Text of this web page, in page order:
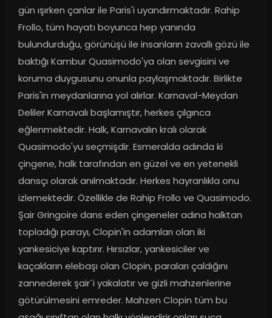
gün ışırken çanlar ile Paris'i uyandırmaktadır. Rahip
Frollo, tüm hayatı boyunca hep yanında
bulundurduğu, görünüşü ile insanların zavallı gözü ile
baktığı Kambur Quasimodo'ya olan sevgisini ve
koruma duygusunu onunla paylaşmaktadır. Birlikte
Paris'in meydanlarına yol alırlar. Karnaval-Meydan
Deliler Karnavalı başlamıştır, herkes çılgınca
eğlenmektedir. Halk, Karnavalın kralı olarak
Quasimodo'yu seçmişdir. Esmeralda adında ki
çingene, halk tarafından en güzel ve en yetenekli
dansçı olarak anılmaktadır. Herkes hayranlıkla onu
izlemektedir. Özellikle de Rahip Frollo ve Quasimodo.
Şair Gringoire dans eden çingeneler adına halktan
topladığı parayı, Clopin'in adamları olan iki
yankesiciye kaptırır. Hırsızlar, yankesiciler ve
kaçakların elebaşı olan Clopin, paraları çaldığını
zannederek şair´i yakalatır ve gizli mahzenlerine
götürülmesini emreder. Mahzen Clopin tüm bu